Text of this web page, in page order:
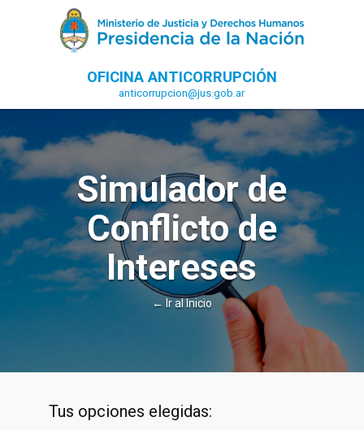
OFICINA ANTICORRUPCIÓN
anticorrupcion@jus.gob.ar
Simulador de
Conflicto de
Intereses
← Ir al Inicio
Tus opciones elegidas: